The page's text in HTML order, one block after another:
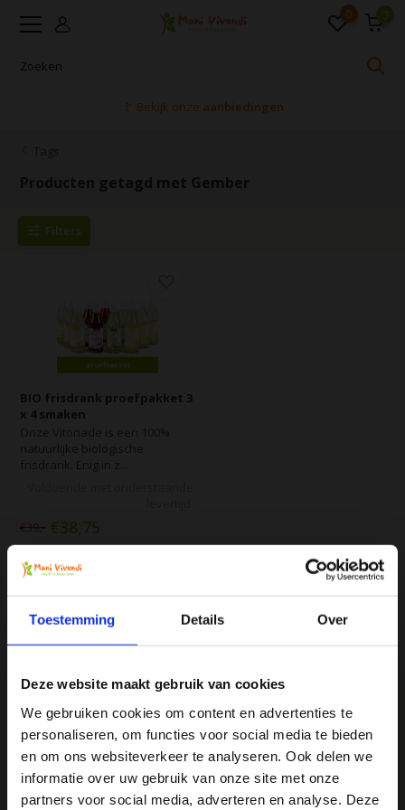
Toestemming Details Over
Deze website maakt gebruik van cookies
We gebruiken cookies om content en advertenties te
personaliseren, om functies voor social media te bieden
en om ons websiteverkeer te analyseren. Ook delen we
informatie over uw gebruik van onze site met onze
partners voor social media, adverteren en analyse. Deze
0 0
🚩 Bekijk onze aanbiedingen
Producten getagd met Gember
Filters
BIO frisdrank proefpakket 3
x 4 smaken
Vergelijk
€39,- €38,75
We♥health & happiness
Mani Vivendi gezondheidsproducten: Net dat
beetje extra!
Ja, ik wil 5% korting op mijn
volgende bestelling!